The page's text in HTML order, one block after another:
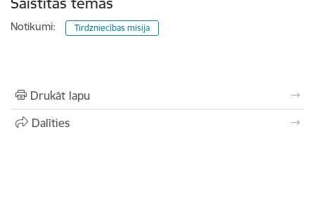
Notikumi: Tirdzniecības misija
Drukāt lapu
Dalīties